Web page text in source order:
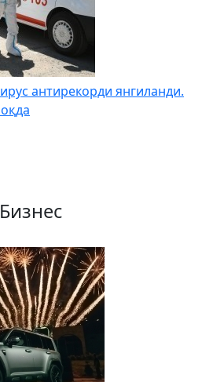
антирекорди янгиланди.
Бизнес